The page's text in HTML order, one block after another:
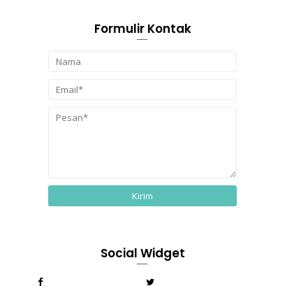
Formulir Kontak
Social Widget